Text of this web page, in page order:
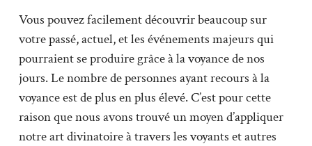
Vous pouvez facilement découvrir beaucoup sur
votre passé, actuel, et les événements majeurs qui
pourraient se produire grâce à la voyance de nos
jours. Le nombre de personnes ayant recours à la
voyance est de plus en plus élevé. C’est pour cette
raison que nous avons trouvé un moyen d’appliquer
notre art divinatoire à travers les voyants et autres